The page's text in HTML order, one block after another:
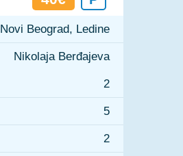
Novi Beograd, Ledine
Nikolaja Berđajeva
2
5
2